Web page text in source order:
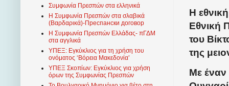
Η
Εθνική
του
της
Με
Συμφωνία Πρεσπών στα ελληνικά
Η Συμφωνία Πρεσπών στα σλαβικά
(Βαρδαρικά)-Преспански договор
Η Συμφωνία Πρεσπών Ελλάδας- πΓΔΜ
στα αγγλικά
ΥΠΕΞ: Εγκύκλιος για τη χρήση του
ονόματος ‘Βόρεια Μακεδονία’
ΥΠΕΞ Σκοπίων: Εγκύκλιος για χρήση
όρων της Συμφωνίας Πρεσπών